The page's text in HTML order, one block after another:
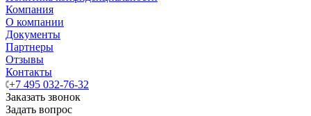
Компания
О компании
Документы
Партнеры
Отзывы
Контакты
+7 495 032-76-32
Заказать звонок
Задать вопрос